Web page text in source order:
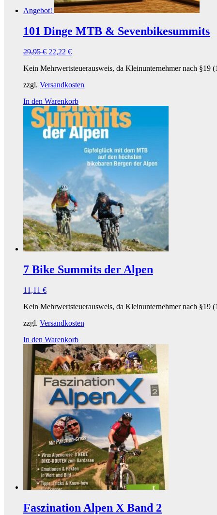
Angebot!
101 Dinge MTB & Sevenbikesummits
29,95€ 22,22 €
Kein Mehrwertsteuerausweis, da Kleinunternehmer nach §19
zzgl. Versandkosten
In den Warenkorb
7 Bike Summits der Alpen
11,11 €
Kein Mehrwertsteuerausweis, da Kleinunternehmer nach §19
zzgl. Versandkosten
In den Warenkorb
Faszination Alpen X Band 2